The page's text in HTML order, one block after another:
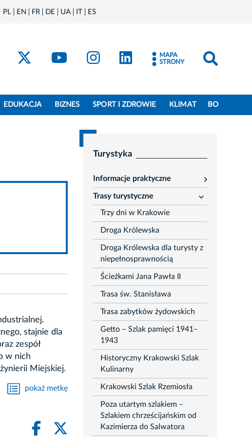
PL EN FR DE UA IT ES
Kraków - X
Kraków - YouTube
Kraków - Instagram
Kraków - LinkedIn
MAPA
STRONY
EDUKACJA BIZNES SPORT I ZDROWIE KLIMAT BO
stajnie dla
zespół
w nich
Miejskiej.
pokaż metkę
Turystyka
Informacje praktyczne
rozwiń
Trasy turystyczne
rozwiń
Trzy dni w Krakowie
Droga Królewska
Droga Królewska dla turysty z
niepełnosprawnością
Ścieżkami Jana Pawła II
Trasa św. Stanisława
Trasa zabytków żydowskich
Getto – Szlak pamięci 1941–
1943
Historyczny Krakowski Szlak
Kulinarny
Krakowski Szlak Rzemiosła
Poza utartym szlakiem –
Szlakiem chrześcijańskim od
Kazimierza do Salwatora